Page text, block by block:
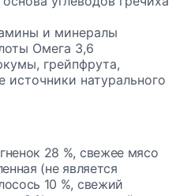
и минералы
Омега 3,6
грейпфрута,
натурального
28 %, свежее мясо
(не является
10 %, свежий